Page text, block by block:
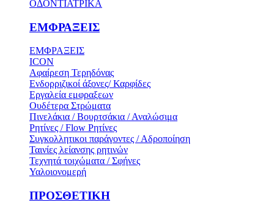
ΟΔΟΝΤΙΑΤΡΙΚΑ
ΕΜΦΡΑΞΕΙΣ
ΕΜΦΡΑΞΕΙΣ
ICON
Αφαίρεση Τερηδόνας
Ενδορριζικοί άξονες/ Καρφίδες
Εργαλεία εμφραξεων
Ουδέτερα Στρώματα
Πινελάκια / Βουρτσάκια / Αναλώσιμα
Ρητίνες / Flow Ρητίνες
Συγκολλητικοι παράγοντες / Αδροποίηση
Ταινίες λείανσης ρητινών
Τεχνητά τοιχώματα / Σφήνες
Υαλοιονομερή
ΠΡΟΣΘΕΤΙΚΗ